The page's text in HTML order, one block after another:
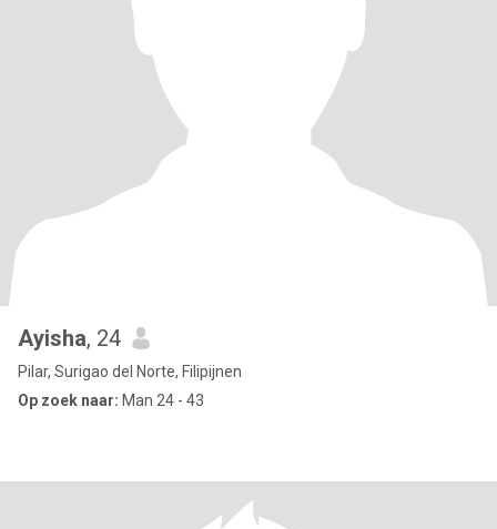
Ayisha, 24
Pilar, Surigao del Norte, Filipijnen
Op zoek naar: Man 24 - 43